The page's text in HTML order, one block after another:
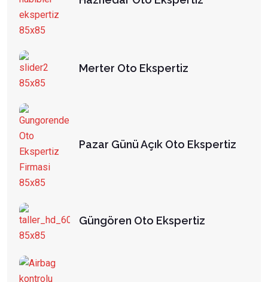
Merter Oto Ekspertiz
Pazar Günü Açık Oto Ekspertiz
Güngören Oto Ekspertiz